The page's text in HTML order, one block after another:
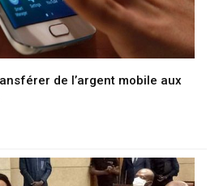
de l’argent mobile aux